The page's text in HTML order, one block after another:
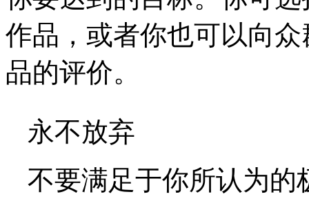
作品，或者你也可以向
品的评价。
永不放弃
不要满足于你所认为的